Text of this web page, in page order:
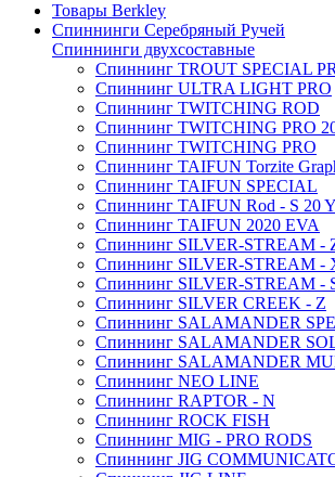
Товары Berkley
Спиннинги Серебряный Ручей
Спиннинги двухсоставные
Спиннинг TROUT SPECIAL
Спиннинг ULTRA LIGHT PRO
Спиннинг TWITCHING ROD
Спиннинг TWITCHING PRO
Спиннинг TWITCHING PRO
Спиннинг TAIFUN Torzite
Спиннинг TAIFUN SPECIAL
Спиннинг TAIFUN Rod - S 20
Спиннинг TAIFUN 2020 EVA
Спиннинг SILVER-STREAM -
Спиннинг SILVER-STREAM -
Спиннинг SILVER-STREAM -
Спиннинг SILVER CREEK - Z
Спиннинг SALAMANDER
Спиннинг SALAMANDER
Спиннинг SALAMANDER
Спиннинг NEO LINE
Спиннинг RAPTOR - N
Спиннинг ROCK FISH
Спиннинг MIG - PRO RODS
Спиннинг JIG